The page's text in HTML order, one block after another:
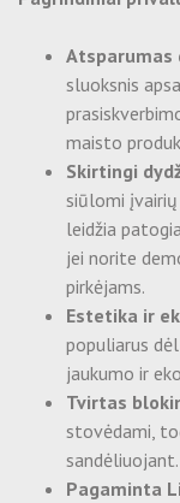
Lipni
Siuntinių pakavimo
Ekologiški
Išparduodamos
Atsparumas
sluoksnis
maisto
Skirtingi
siūlomi
leidžia
jei norite
pirkėjams.
Estetika ir
populiarus
jaukumo ir
Tvirtas
stovėdami,
sandėliuojant.
Pagaminta